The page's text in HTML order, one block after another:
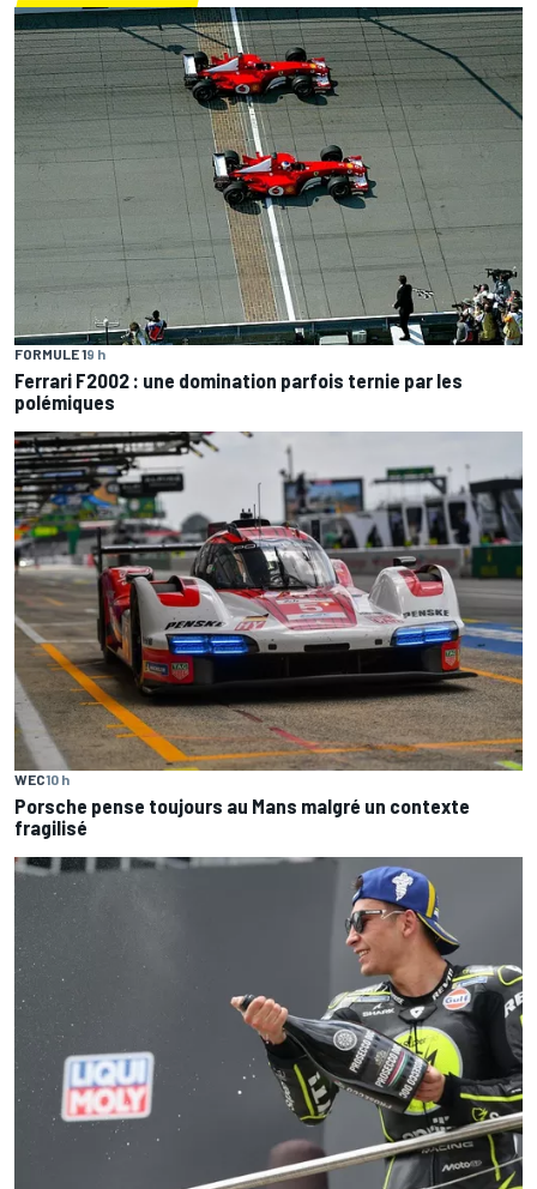
FORMULE 19 h
Ferrari F2002 : une domination parfois ternie par les
polémiques
WEC10 h
Porsche pense toujours au Mans malgré un contexte
fragilisé